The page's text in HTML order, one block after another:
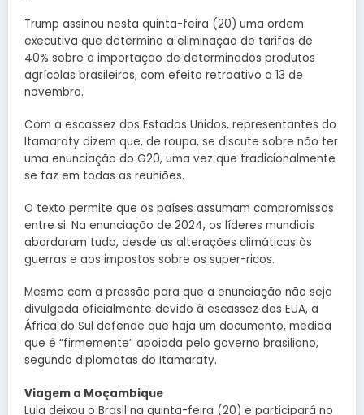
Trump assinou nesta quinta-feira (20) uma ordem
executiva que determina a eliminação de tarifas de
40% sobre a importação de determinados produtos
agrícolas brasileiros, com efeito retroativo a 13 de
novembro.
Com a escassez dos Estados Unidos, representantes do
Itamaraty dizem que, de roupa, se discute sobre não ter
uma enunciação do G20, uma vez que tradicionalmente
se faz em todas as reuniões.
O texto permite que os países assumam compromissos
entre si. Na enunciação de 2024, os líderes mundiais
abordaram tudo, desde as alterações climáticas às
guerras e aos impostos sobre os super-ricos.
Mesmo com a pressão para que a enunciação não seja
divulgada oficialmente devido à escassez dos EUA, a
África do Sul defende que haja um documento, medida
que é “firmemente” apoiada pelo governo brasiliano,
segundo diplomatas do Itamaraty.
Viagem a Moçambique
Lula deixou o Brasil na quinta-feira (20) e participará no